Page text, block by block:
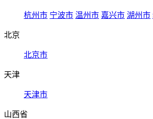
杭州市 宁波市 温州市 嘉兴市 湖州市
北京
北京市
天津
天津市
山西省